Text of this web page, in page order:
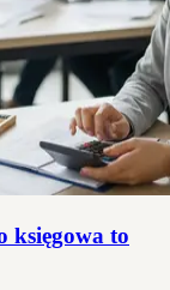
księgowa to